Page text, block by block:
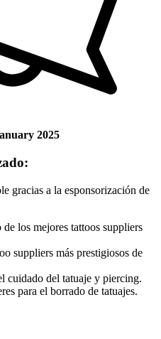
2025
gracias a la esponsorización de
de los mejores tattoos suppliers
suppliers más prestigiosos de
cuidado del tatuaje y piercing.
para el borrado de tatuajes.